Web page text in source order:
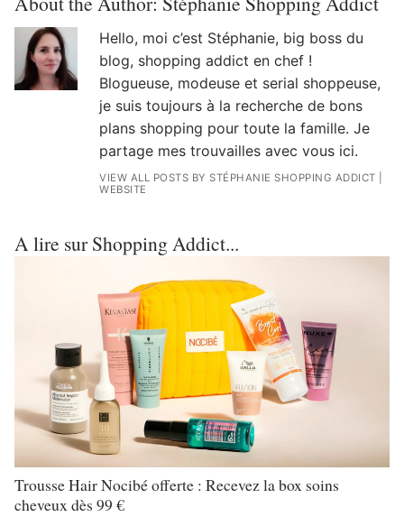
Hello, moi c’est Stéphanie, big boss du
blog, shopping addict en chef !
Blogueuse, modeuse et serial shoppeuse,
je suis toujours à la recherche de bons
plans shopping pour toute la famille. Je
partage mes trouvailles avec vous ici.
VIEW ALL POSTS BY STÉPHANIE SHOPPING ADDICT
WEBSITE
A lire sur Shopping Addict...
Trousse Hair Nocibé offerte : Recevez la box soins
cheveux dès 99 €